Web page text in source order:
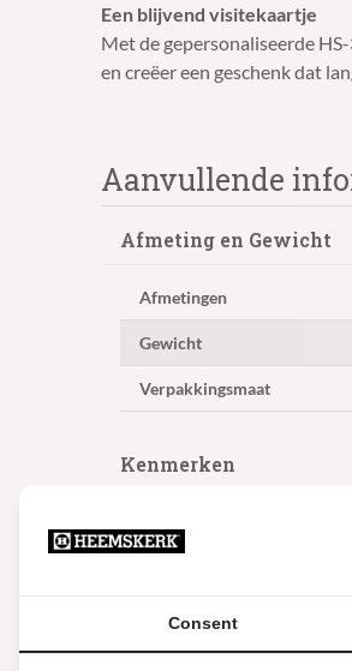
Een blijvend visitekaartje
Met de gepersonaliseerde
en creëer een geschenk dat
Aanvullende
Afmeting en Gewicht
Afmetingen
Gewicht
Verpakkingsmaat
Kenmerken
Geschikt voor
Materiaal
Consent